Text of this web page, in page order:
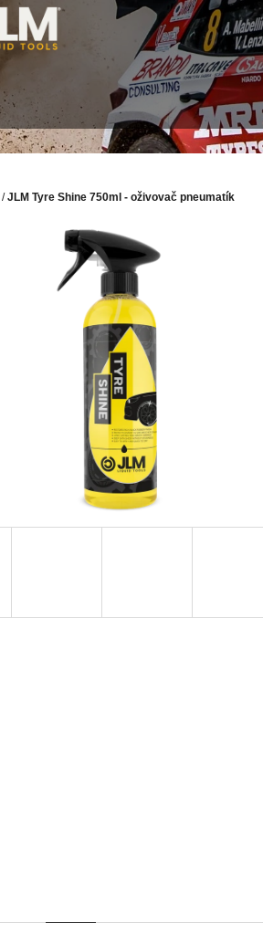
/ JLM Tyre Shine 750ml - oživovač pneumatík